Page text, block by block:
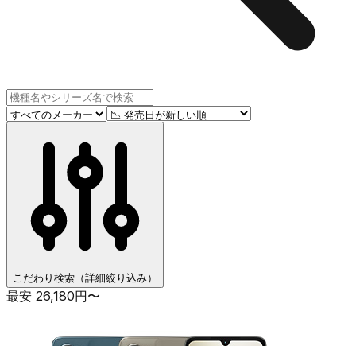
こだわり検索（詳細絞り込み）
最安 26,180円〜